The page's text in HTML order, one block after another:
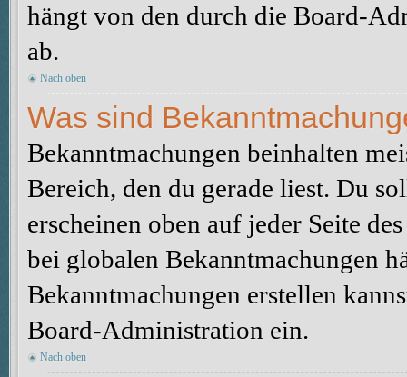
hängt von den durch die Board-
ab.
Nach oben
Was sind
Bekanntmachungen beinhalten
Bereich, den du gerade liest. Du
erscheinen oben auf jeder Seite
bei globalen Bekanntmachungen
Bekanntmachungen erstellen
Board-Administration ein.
Nach oben